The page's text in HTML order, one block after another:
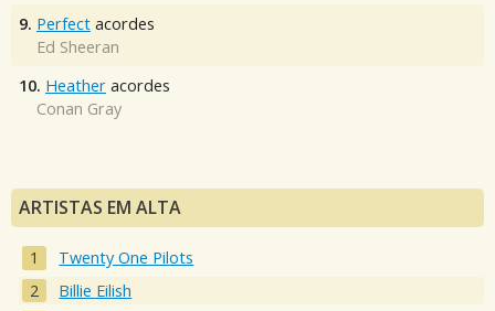
9. Perfect acordes
Ed Sheeran
10. Heather acordes
Conan Gray
ARTISTAS EM ALTA
Twenty One Pilots
Billie Eilish